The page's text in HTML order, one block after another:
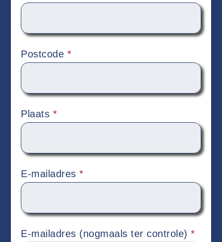
Postcode *
Plaats *
E-mailadres*
E-mailadres (nogmaals ter controle)*